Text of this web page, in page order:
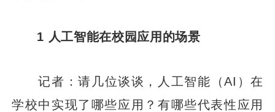
1 人工智能在校园应用的场景
记者：请几位谈谈，人工智能（AI）在
学校中实现了哪些应用？有哪些代表性应用